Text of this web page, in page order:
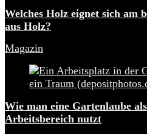
Welches Holz eignet sich am
aus Holz?
Magazin
Wie man eine Gartenlaube
Arbeitsbereich nutzt